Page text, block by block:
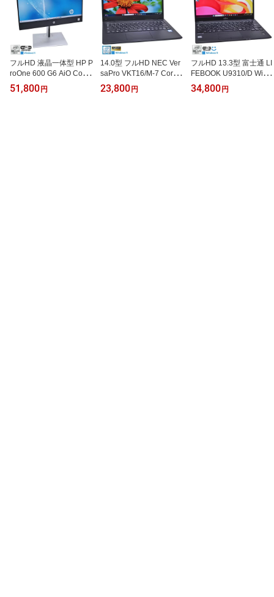
フルHD 液晶一体型 HP P
roOne 600 G6 AiO Core i
5 10500T メモリ16GB
m.2SSD256G HDD500G
51,800 円
14.0型 フルHD NEC Ver
saPro VKT16/M-7 Core i
5 8265U メモリ8G SSD
128G Webカメラ USBTy
23,800 円
フルHD 13.3型 富士通 LI
FEBOOK U9310/D Wi-Fi
6 顔認証 Core i5 10310U
M.2SSD256G メモリ8G
34,800 円